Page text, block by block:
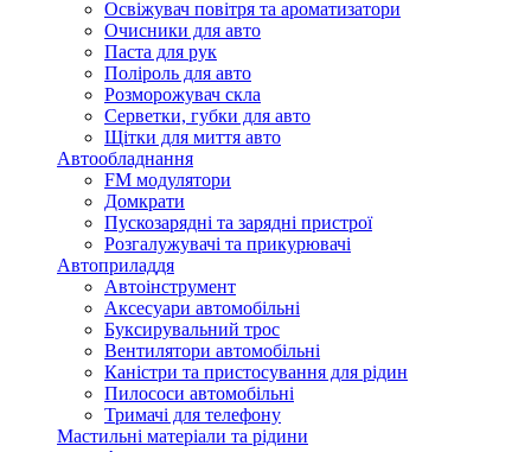
Освіжувач повітря та ароматизатори
Очисники для авто
Паста для рук
Поліроль для авто
Розморожувач скла
Серветки, губки для авто
Щітки для миття авто
Автообладнання
FM модулятори
Домкрати
Пускозарядні та зарядні пристрої
Розгалужувачі та прикурювачі
Автоприладдя
Автоінструмент
Аксесуари автомобільні
Буксирувальний трос
Вентилятори автомобільні
Каністри та пристосування для рідин
Пилососи автомобільні
Тримачі для телефону
Мастильні матеріали та рідини